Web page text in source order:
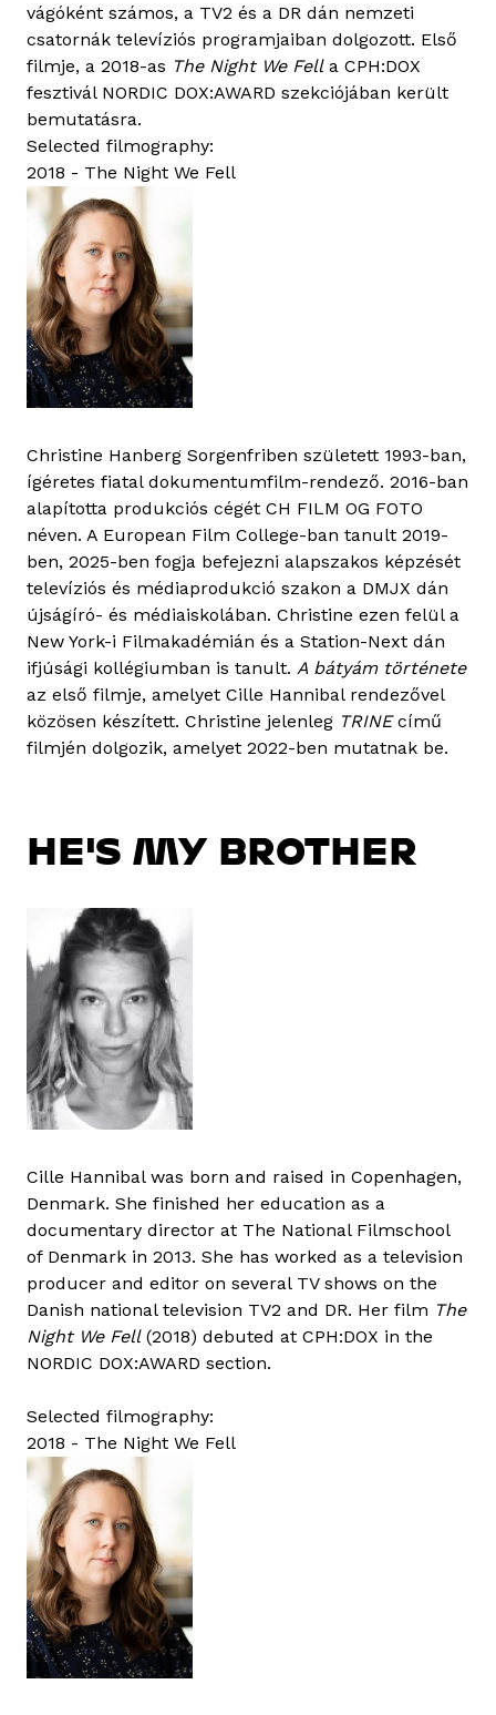
vágóként számos, a TV2 és a DR dán nemzeti
csatornák televíziós programjaiban dolgozott. Első
filmje, a 2018-as The Night We Fella CPH:DOX
fesztivál NORDIC DOX:AWARD szekciójában került
bemutatásra.
Selected filmography:
2018 - The Night We Fell
Christine Hanberg Sorgenfriben született 1993-ban,
ígéretes fiatal dokumentumfilm-rendező. 2016-ban
alapította produkciós cégét CH FILM OG FOTO
néven. A European Film College-ban tanult 2019-
ben, 2025-ben fogja befejezni alapszakos képzését
televíziós és médiaprodukció szakon a DMJX dán
újságíró- és médiaiskolában. Christine ezen felül a
New York-i Filmakadémián és a Station-Next dán
ifjúsági kollégiumban is tanult. A bátyám története
az első filmje, amelyet Cille Hannibal rendezővel
közösen készített. Christine jelenleg TRINEcímű
filmjén dolgozik, amelyet 2022-ben mutatnak be.
HE'S MY BROTHER
Cille Hannibal was born and raised in Copenhagen,
Denmark. She finished her education as a
documentary director at The National Filmschool
of Denmark in 2013. She has worked as a television
producer and editor on several TV shows on the
Danish national television TV2 and DR. Her film The
Night We Fell(2018) debuted at CPH:DOX in the
NORDIC DOX:AWARD section.
Selected filmography:
2018 - The Night We Fell